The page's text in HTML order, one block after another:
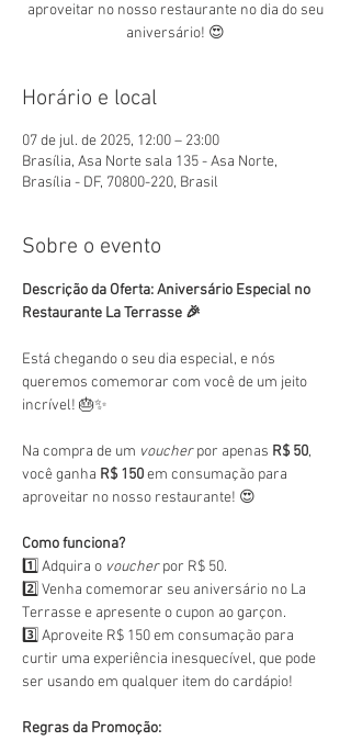
aproveitar no nosso restaurante no dia do seu
aniversário! 😍
Horário e local
07 de jul. de 2025, 12:00 – 23:00
Brasília, Asa Norte sala 135 - Asa Norte,
Brasília - DF, 70800-220, Brasil
Sobre o evento
Descrição da Oferta: Aniversário Especial no
Restaurante La Terrasse 🎉
Está chegando o seu dia especial, e nós
queremos comemorar com você de um jeito
incrível! 🎂✨
Na compra de um voucher por apenas R$ 50,
você ganha R$ 150 em consumação para
aproveitar no nosso restaurante! 😍
Como funciona?
1️⃣ Adquira o voucher por R$ 50.
2️⃣ Venha comemorar seu aniversário no La
Terrasse e apresente o cupon ao garçon.
3️⃣ Aproveite R$ 150 em consumação para
curtir uma experiência inesquecível, que pode
ser usando em qualquer item do cardápio!
Regras da Promoção: